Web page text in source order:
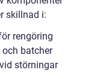
skillnad i:
rengöring
batcher
störningar